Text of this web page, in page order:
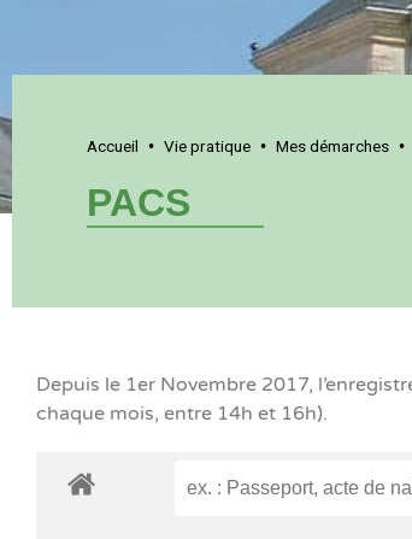
Accueil • Vie pratique • Mes démarches •
PACS
Depuis le 1er Novembre 2017,
chaque mois, entre 14h et 16h).